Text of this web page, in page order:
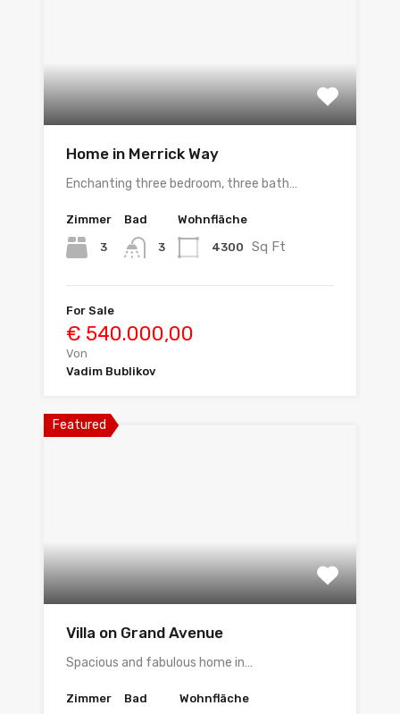
Home in Merrick Way
Enchanting three bedroom, three bath…
Zimmer
3
Bad
3
Wohnfläche
4300 Sq Ft
For Sale
€ 540.000,00
Von
Vadim Bublikov
Featured
Villa on Grand Avenue
Spacious and fabulous home in…
Zimmer Bad Wohnfläche